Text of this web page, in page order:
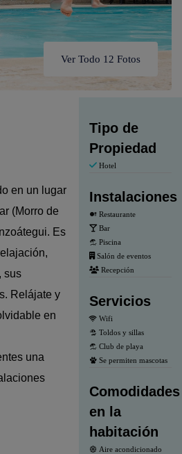
Ver Todo 12 Fotos
en un l ugar
(Morro de
Es
sus
s. Relájate y
en
una
Tipo de
Propiedad
Hotel
Instalaciones
Restaurante
Bar
Piscina
Salón de eventos
Recepción
Servicios
Wifi
Toldos y sillas
Club de playa
Se permiten mascotas
Comodidades
en la
habitación
Aire acondicionado